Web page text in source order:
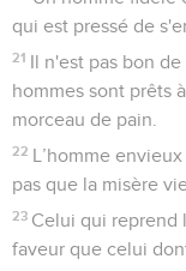
qui est pressé de
21 Il n'est pas bon
hommes sont prêts
morceau de pain.
22 L’homme
pas que la misère
23 Celui qui reprend
faveur que celui